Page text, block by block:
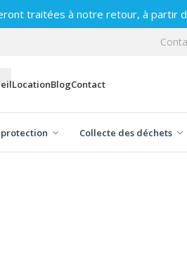
traitées à notre retour, à partir
LocationBlogContact
Collecte des déchets